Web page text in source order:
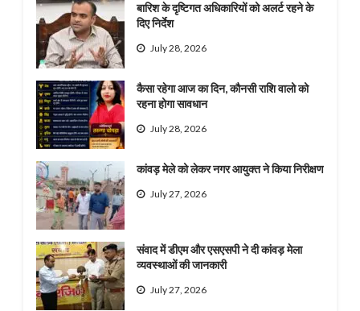
बारिश के दृष्टिगत अधिकारियों को अलर्ट रहने के
दिए निर्देश
July 28, 2026
कैसा रहेगा आज का दिन, कौनसी राशि वालो को
रहना होगा सावधान
July 28, 2026
कांवड़ मेले को लेकर नगर आयुक्त ने किया निरीक्षण
July 27, 2026
संवाद में डीएम और एसएसपी ने दी कांवड़ मेला
व्यवस्थाओं की जानकारी
July 27, 2026